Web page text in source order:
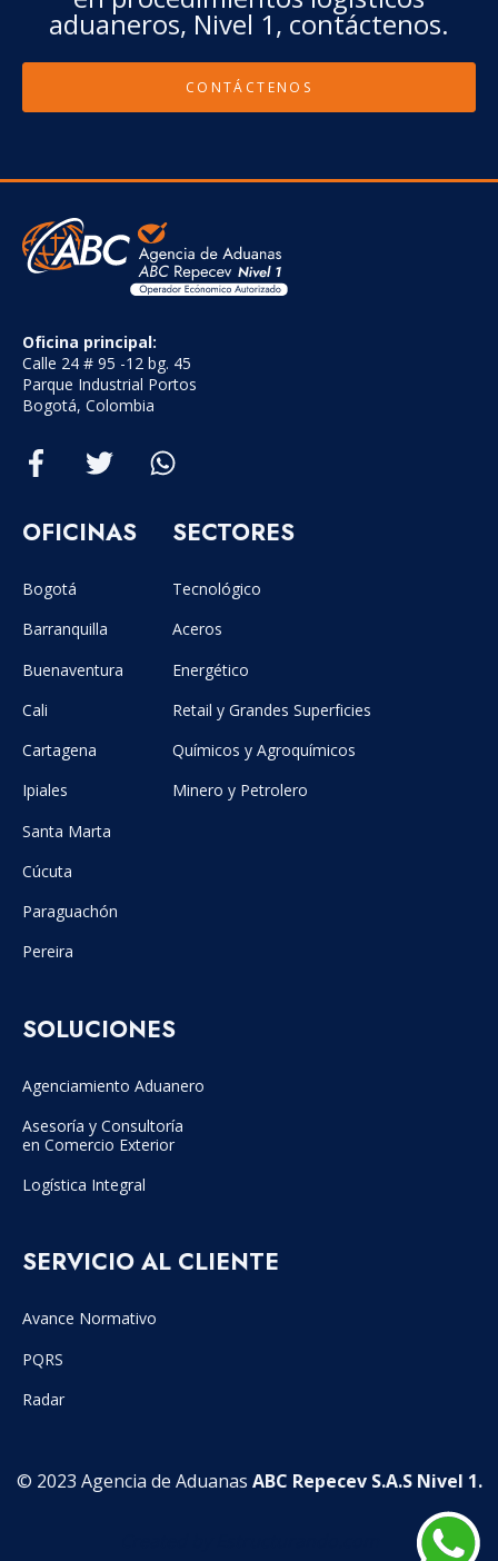
aduaneros, Nivel 1, contáctenos.
CONTÁCTENOS
Oficina principal:
Calle 24 # 95 -12 bg. 45
Parque Industrial Portos
Bogotá, Colombia
OFICINAS
Bogotá
Barranquilla
Buenaventura
Cali
Cartagena
Ipiales
Santa Marta
Cúcuta
Paraguachón
Pereira
SECTORES
Tecnológico
Aceros
Energético
Retail y Grandes Superficies
Químicos y Agroquímicos
Minero y Petrolero
SOLUCIONES
Agenciamiento Aduanero
Asesoría y Consultoría
en Comercio Exterior
Logística Integral
SERVICIO AL CLIENTE
Avance Normativo
PQRS
Radar
© 2023 Agencia de Aduanas ABC Repecev S.A.S Nivel 1.